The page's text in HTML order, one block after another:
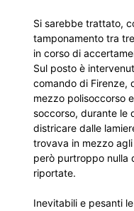
Si sarebbe trattato,
tamponamento tra
in corso di
Sul posto è
comando di Firenze,
mezzo polisoccorso
soccorso, durante le
districare dalle
trovava in mezzo
però purtroppo nulla
riportate.
Inevitabili e pesanti